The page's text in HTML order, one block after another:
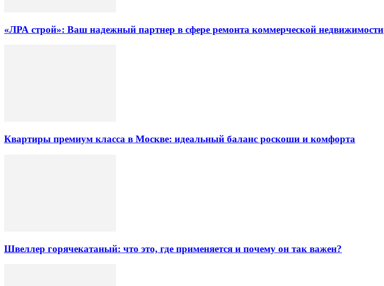
«ЛРА строй»: Ваш надежный партнер в сфере ремонта коммерческой недвижимости
Квартиры премиум класса в Москве: идеальный баланс роскоши и комфорта
Швеллер горячекатаный: что это, где применяется и почему он так важен?